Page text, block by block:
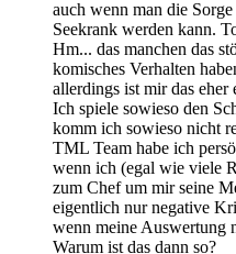
auch wenn man die
Seekrank werden kann.
Hm... das manchen das
komisches Verhalten
allerdings ist mir das eher
Ich spiele sowieso den
komm ich sowieso nicht
TML Team habe ich
wenn ich (egal wie viele
zum Chef um mir seine
eigentlich nur negative
wenn meine Auswertung
Warum ist das dann so?